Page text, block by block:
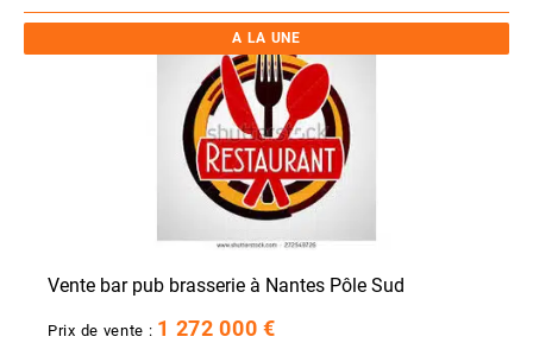
A LA UNE
Vente bar pub brasserie à Nantes Pôle Sud
Prix de vente : 1 272 000 €